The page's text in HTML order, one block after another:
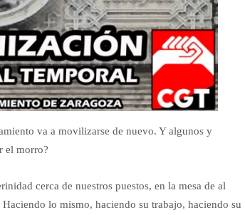
va a movilizarse de nuevo. Y algunos y
el morro?
cerca de nuestros puestos, en la mesa de al
lo mismo, haciendo su trabajo, haciendo su